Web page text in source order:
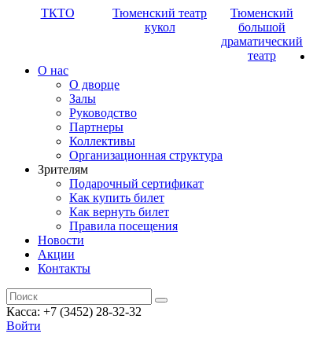
ТКТО
Тюменский театр
кукол
Тюменский
большой
драматический
театр
О нас
О дворце
Залы
Руководство
Партнеры
Коллективы
Организационная структура
Зрителям
Подарочный сертификат
Как купить билет
Как вернуть билет
Правила посещения
Новости
Акции
Контакты
Касса: +7 (3452) 28-32-32
Войти